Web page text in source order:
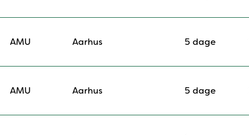
AMU Aarhus 5 dage
AMU Aarhus 5 dage